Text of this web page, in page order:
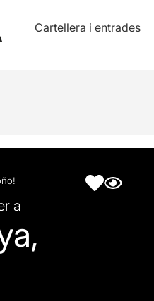
Cartellera i entrades
a